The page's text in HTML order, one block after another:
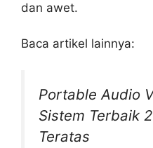
dan awet.
Baca artikel lainnya:
Portable Audio
Sistem Terbaik
Teratas